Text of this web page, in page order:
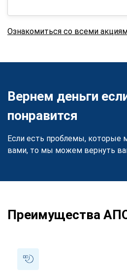
Ознакомиться со всеми
Вернем деньги
понравится
Если есть проблемы,
вами, то мы можем вернуть
Преимущества